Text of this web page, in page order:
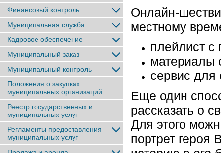
Финансовый контроль
Муниципальная служба
Кадровое обеспечение
Муниципальный заказ
Муниципальный контроль
Положения о закупках
муниципальных организаций
Реестр государственных и
муниципальных услуг
Регламенты предоставления
муниципальных услуг
Онлайн-
местному
плейлист с
материалы
сервис для
Еще один
рассказать о
Для этого
портрет героя